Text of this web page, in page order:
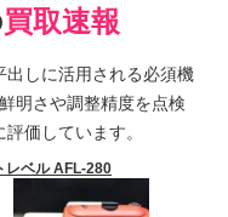
買取速報
出しに活用される必須機
明さや調整精度を点検
価しています。
レベル AFL-280